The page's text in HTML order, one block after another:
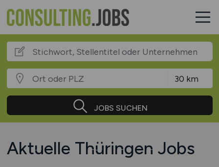
JOBS SUCHEN
Aktuelle Thüringen Jobs